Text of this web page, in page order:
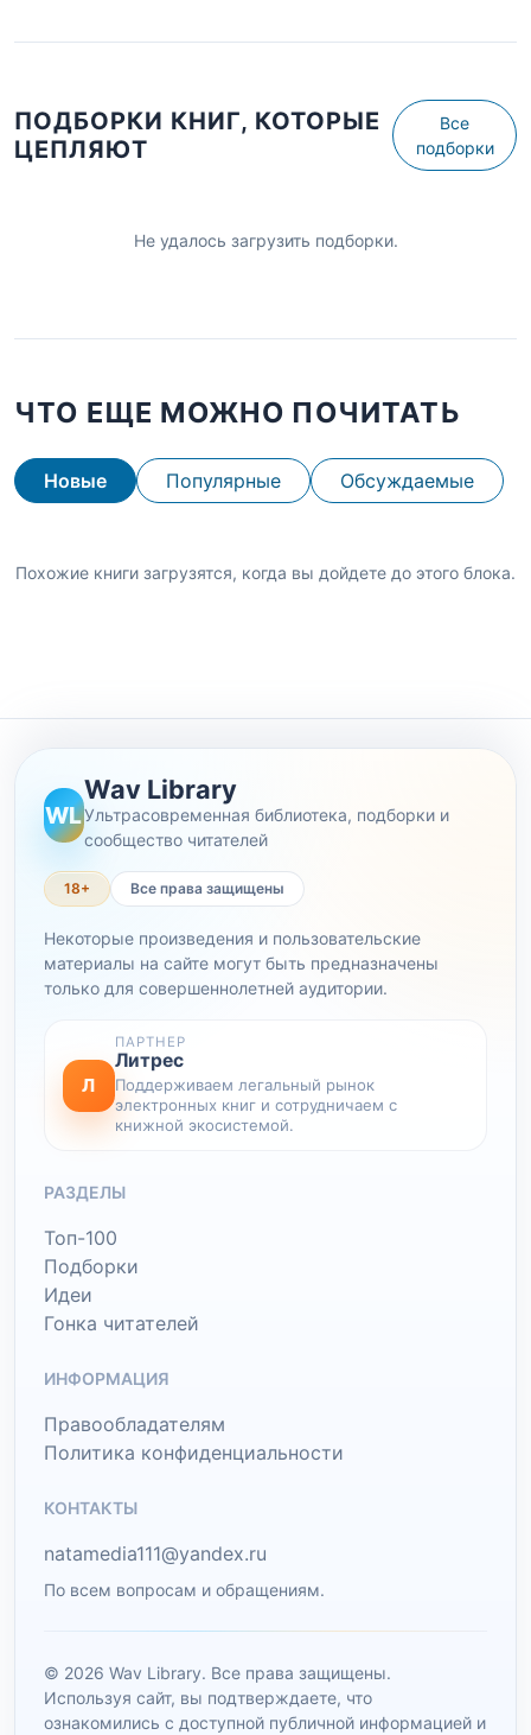
ПОДБОРКИ КНИГ, КОТОРЫЕ
ЦЕПЛЯЮТ
Все
подборки
Не удалось загрузить подборки.
ЧТО ЕЩЕ МОЖНО ПОЧИТАТЬ
Новые Популярные Обсуждаемые
Похожие книги загрузятся, когда вы дойдете до этого блока.
WL
Wav Library
Ультрасовременная библиотека, подборки и
сообщество читателей
18+ Все права защищены
Некоторые произведения и пользовательские
материалы на сайте могут быть предназначены
только для совершеннолетней аудитории.
Л
ПАРТНЕР
Литрес
Поддерживаем легальный рынок
электронных книг и сотрудничаем с
книжной экосистемой.
РАЗДЕЛЫ
Топ-100
Подборки
Идеи
Гонка читателей
ИНФОРМАЦИЯ
Правообладателям
Политика конфиденциальности
КОНТАКТЫ
natamedia111@yandex.ru
По всем вопросам и обращениям.
© 2026 Wav Library. Все права защищены.
Используя сайт, вы подтверждаете, что
ознакомились с доступной публичной информацией и